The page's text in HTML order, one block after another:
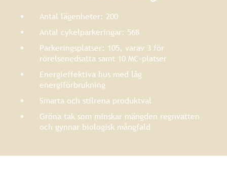
Antal lägenheter: 200
Antal cykelparkeringar: 568
Parkeringsplatser: 105, varav 3 för
rörelsenedsatta samt 10 MC-platser
Energieffektiva hus med låg
energiförbrukning
Smarta och stilrena produktval
Gröna tak som minskar mängden regnvatten
och gynnar biologisk mångfald